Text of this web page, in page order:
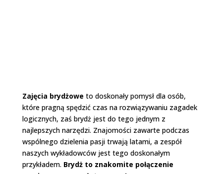
Zajęcia brydżowe to doskonały pomysł dla osób,
które pragną spędzić czas na rozwiązywaniu zagadek
logicznych, zaś brydż jest do tego jednym z
najlepszych narzędzi. Znajomości zawarte podczas
wspólnego dzielenia pasji trwają latami, a zespół
naszych wykładowców jest tego doskonałym
przykładem. Brydż to znakomite połączenie